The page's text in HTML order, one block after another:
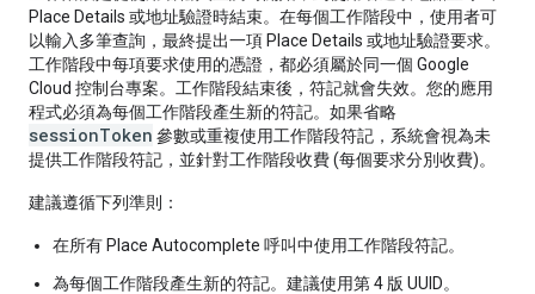
Place Details 或地址驗證時結束。在每個工作階段中，使用者可
以輸入多筆查詢，最終提出一項 Place Details 或地址驗證要求。
工作階段中每項要求使用的憑證，都必須屬於同一個 Google
Cloud 控制台專案。工作階段結束後，符記就會失效。您的應用
程式必須為每個工作階段產生新的符記。如果省略
sessionToken 參數或重複使用工作階段符記，系統會視為未
提供工作階段符記，並針對工作階段收費 (每個要求分別收費)。
建議遵循下列準則：
在所有 Place Autocomplete 呼叫中使用工作階段符記。
為每個工作階段產生新的符記。建議使用第 4 版 UUID。